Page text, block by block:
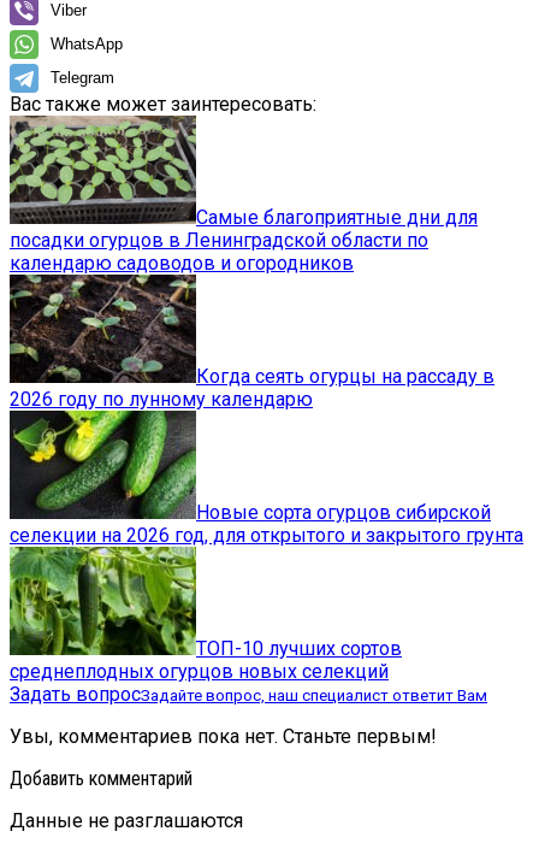
Viber
WhatsApp
Telegram
Вас также может заинтересовать:
Самые благоприятные дни для
посадки огурцов в Ленинградской области по
календарю садоводов и огородников
Когда сеять огурцы на рассаду в
2026 году по лунному календарю
Новые сорта огурцов сибирской
селекции на 2026 год, для открытого и закрытого грунта
ТОП-10 лучших сортов
среднеплодных огурцов новых селекций
Задать вопросЗадайте вопрос, наш специалист ответит Вам
Увы, комментариев пока нет. Станьте первым!
Добавить комментарий
Данные не разглашаются